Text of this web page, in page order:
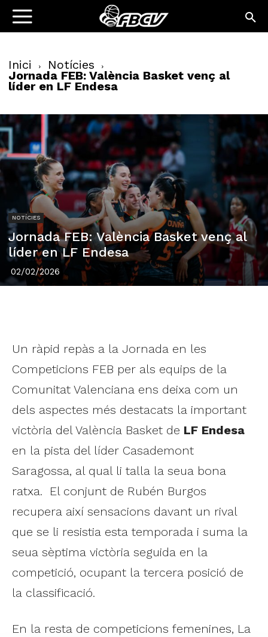
Inici Notícies
Jornada FEB: València Basket venç al
líder en LF Endesa
NOTÍCIES
Jornada FEB: València Basket venç al
líder en LF Endesa
02/02/2026
Un ràpid repàs a la Jornada en les
Competicions FEB per als equips de la
Comunitat Valenciana ens deixa com un
dels aspectes més destacats la important
victòria del València Basket de LF Endesa
en la pista del líder Casademont
Saragossa, al qual li talla la seua bona
ratxa. El conjunt de Rubén Burgos
recupera així sensacions davant un rival
que se li resistia esta temporada i suma la
seua sèptima victòria seguida en la
competició, ocupant la tercera posició de
la classificació.
En la resta de competicions femenines, La